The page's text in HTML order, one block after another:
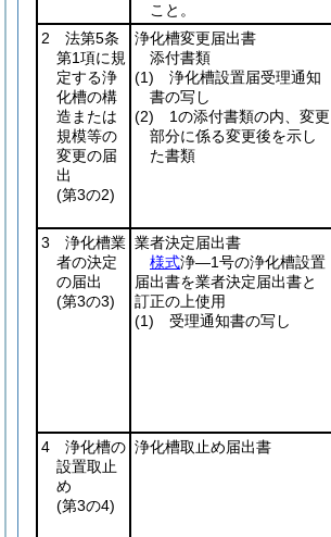
こと。
2 法第5条
第1項に規
定する浄
化槽の構
造または
規模等の
変更の届
出
(第3の2)
浄化槽変更届出書
添付書類
(1) 浄化槽設置届受理通知
書の写し
(2) 1の添付書類の内、変更
部分に係る変更後を示し
た書類
3 浄化槽業
者の決定
の届出
(第3の3)
業者決定届出書
様式浄―1号の浄化槽設置
届出書を業者決定届出書と
訂正の上使用
(1) 受理通知書の写し
4 浄化槽の
設置取止
め
(第3の4)
浄化槽取止め届出書